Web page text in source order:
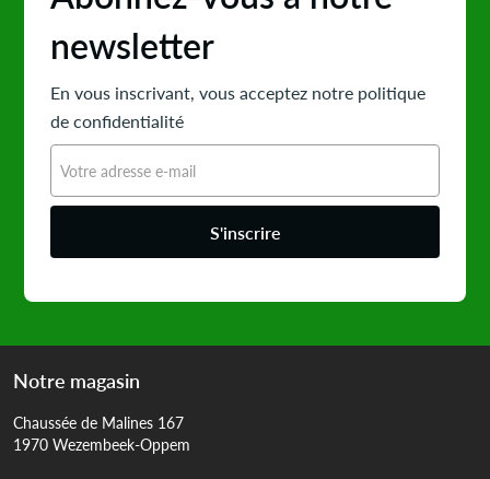
newsletter
En vous inscrivant, vous acceptez notre politique
de confidentialité
S'inscrire
Notre magasin
Chaussée de Malines 167
1970 Wezembeek-Oppem